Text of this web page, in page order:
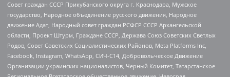
Совет граждан СССР Прикубанского округа г. Краснодара, Мужское
государство, Народное объединение русского движения, Народное
движение Адат, Народный совет граждан РСФСР СССР Архангельской
области, Проект Штурм, Граждане СССР, Держава Союз Советских Светлых
Родов, Совет Советских Социалистических Районов, Meta Platforms Inc,
Facebook, Instagram, WhatsApp, СИЧ-С14, Добровольческое Движение
Организации украинских националистов, Черный Комитет, Татарстанское